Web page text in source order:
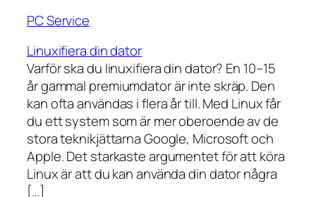
PC Service
Linuxifiera din dator
Varför ska du linuxifiera din dator? En 10–15
år gammal premiumdator är inte skräp. Den
kan ofta användas i flera år till. Med Linux får
du ett system som är mer oberoende av de
stora teknikjättarna Google, Microsoft och
Apple. Det starkaste argumentet för att köra
Linux är att du kan använda din dator några
[…]